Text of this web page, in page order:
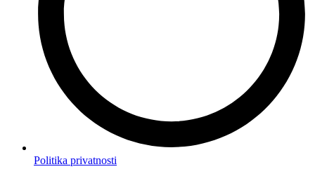
Politika privatnosti